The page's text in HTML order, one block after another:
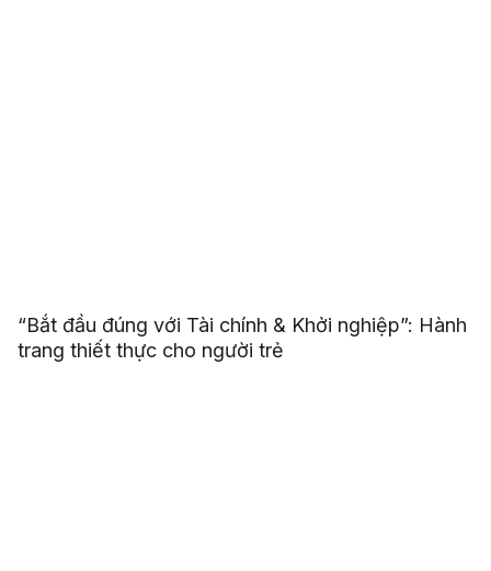
“Bắt đầu đúng với Tài chính & Khởi nghiệp”: Hành
trang thiết thực cho người trẻ